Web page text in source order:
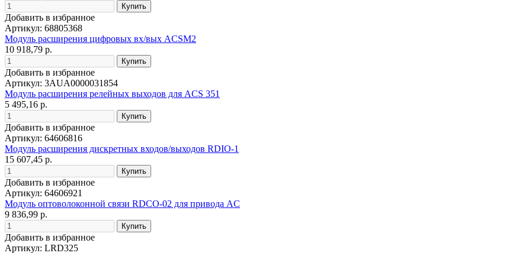
Добавить в избранное
Артикул: 68805368
Модуль расширения цифровых вх/вых ACSM2
10 918,79 р.
Добавить в избранное
Артикул: 3AUA0000031854
Модуль расширения релейных выходов для ACS 351
5 495,16 р.
Добавить в избранное
Артикул: 64606816
Модуль расширения дискретных входов/выходов RDIO-1
15 607,45 р.
Добавить в избранное
Артикул: 64606921
Модуль оптоволоконной связи RDCO-02 для привода AC
9 836,99 р.
Добавить в избранное
Артикул: LRD325